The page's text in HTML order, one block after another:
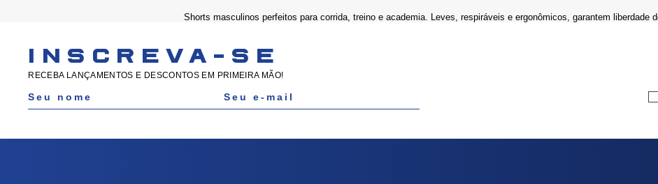
Shorts masculinos perfeitos para corrida, treino e academia. Leves, respiráveis e ergonômicos, garantem liberdade
INSCREVA-SE
RECEBA LANÇAMENTOS E DESCONTOS EM PRIMEIRA MÃO!